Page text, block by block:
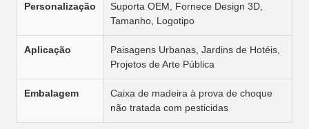
Personalização
Suporta OEM, Fornece Design 3D,
Tamanho, Logotipo
Aplicação
Paisagens Urbanas, Jardins de Hotéis,
Projetos de Arte Pública
Embalagem
Caixa de madeira à prova de choque
não tratada com pesticidas